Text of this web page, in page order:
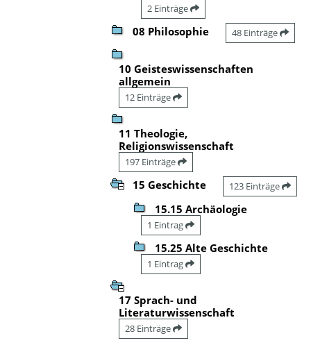
2 Einträge
08 Philosophie 48 Einträge
10 Geisteswissenschaften
allgemein
12 Einträge
11 Theologie,
Religionswissenschaft
197 Einträge
15 Geschichte 123 Einträge
15.15 Archäologie
1 Eintrag
15.25 Alte Geschichte
1 Eintrag
17 Sprach- und
Literaturwissenschaft
28 Einträge